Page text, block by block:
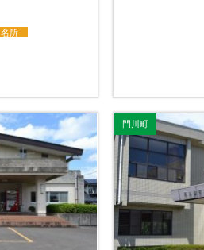
所
門川町